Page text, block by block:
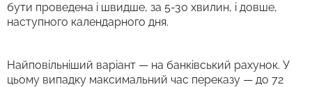
бути проведена і швидше, за 5-30 хвилин, і довше,
наступного календарного дня.
Найповільніший варіант — на банківський рахунок. У
цьому випадку максимальний час переказу — до 72